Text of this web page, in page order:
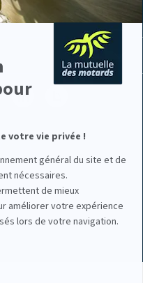
votre vie privée !
général du site et de
nécessaires.
de mieux
améliorer votre expérience
lors de votre navigation.
Instagram
fenêtre)